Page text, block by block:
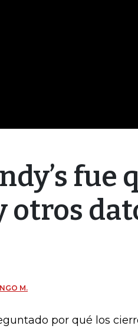
fue
otros
M.
por qué los